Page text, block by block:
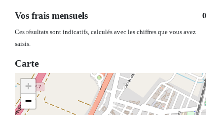
Vos frais mensuels 0
Ces résultats sont indicatifs, calculés avec les chiffres que vous avez
saisis.
Carte
+
−